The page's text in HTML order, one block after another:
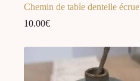
Chemin de table dentelle écrue
10.00€